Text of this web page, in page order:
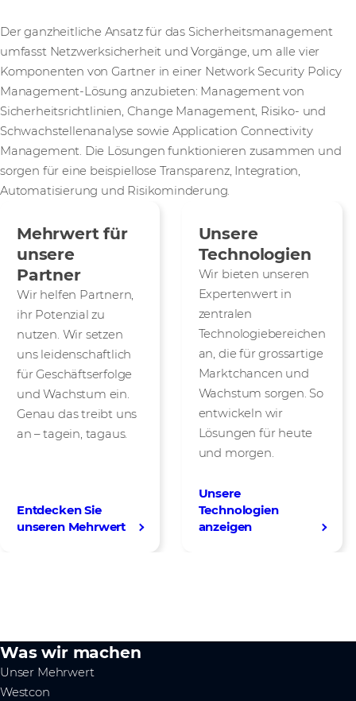
Der ganzheitliche Ansatz für das Sicherheitsmanagement
umfasst Netzwerksicherheit und Vorgänge, um alle vier
Komponenten von Gartner in einer Network Security Policy
Management-Lösung anzubieten: Management von
Sicherheitsrichtlinien, Change Management, Risiko- und
Schwachstellenanalyse sowie Application Connectivity
Management. Die Lösungen funktionieren zusammen und
sorgen für eine beispiellose Transparenz, Integration,
Automatisierung und Risikominderung.
Mehrwert für
unsere
Partner
Wir helfen Partnern,
ihr Potenzial zu
nutzen. Wir setzen
uns leidenschaftlich
für Geschäftserfolge
und Wachstum ein.
Genau das treibt uns
an – tagein, tagaus.
Entdecken Sie
unseren Mehrwert
Unsere
Technologien
Wir bieten unseren
Expertenwert in
zentralen
Technologiebereichen
an, die für grossartige
Marktchancen und
Wachstum sorgen. So
entwickeln wir
Lösungen für heute
und morgen.
Unsere
Technologien
anzeigen
Was wir machen
Unser Mehrwert
Westcon